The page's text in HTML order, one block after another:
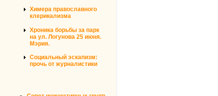
Химера православного
клерикализма
Хроника борьбы за парк
на ул. Логунова 25 июня.
Мэрия.
Социальный эскапизм:
прочь от журналистики